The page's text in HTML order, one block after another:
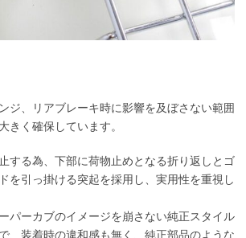
ジ、リアブレーキ時に影響を及ぼさない範囲
きく確保しています。
する為、下部に荷物止めとなる折り返しとゴ
を引っ掛ける突起を採用し、実用性を重視し
パーカブのイメージを崩さない純正スタイル
、装着時の違和感も無く、純正部品のような